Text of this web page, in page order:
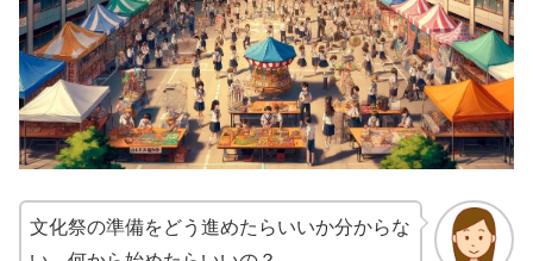
文化祭の準備をどう進めたらいいか分からな